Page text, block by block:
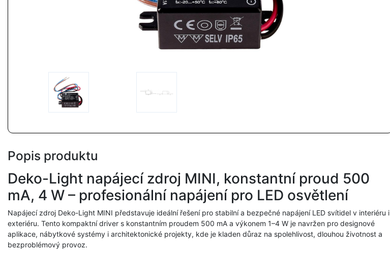
Popis produktu
Deko-Light napájecí zdroj MINI, konstantní proud 500
mA, 4 W – profesionální napájení pro LED osvětlení
Napájecí zdroj Deko-Light MINI představuje ideální řešení pro stabilní a bezpečné napájení LED svítidel v interiéru i
exteriéru. Tento kompaktní driver s konstantním proudem 500 mA a výkonem 1–4 W je navržen pro designové
aplikace, nábytkové systémy i architektonické projekty, kde je kladen důraz na spolehlivost, dlouhou životnost a
bezproblémový provoz.